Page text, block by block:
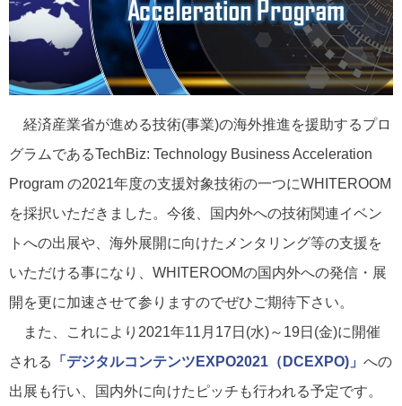
経済産業省が進める技術(事業)の海外推進を援助するプロ
グラムであるTechBiz: Technology Business Acceleration
Program の2021年度の支援対象技術の一つにWHITEROOM
を採択いただきました。今後、国内外への技術関連イベン
トへの出展や、海外展開に向けたメンタリング等の支援を
いただける事になり、WHITEROOMの国内外への発信・展
開を更に加速させて参りますのでぜひご期待下さい。
また、これにより2021年11月17日(水)～19日(金)に開催
される
「デジタルコンテンツEXPO2021（DCEXPO)」 への
出展も行い、国内外に向けたピッチも行われる予定です。